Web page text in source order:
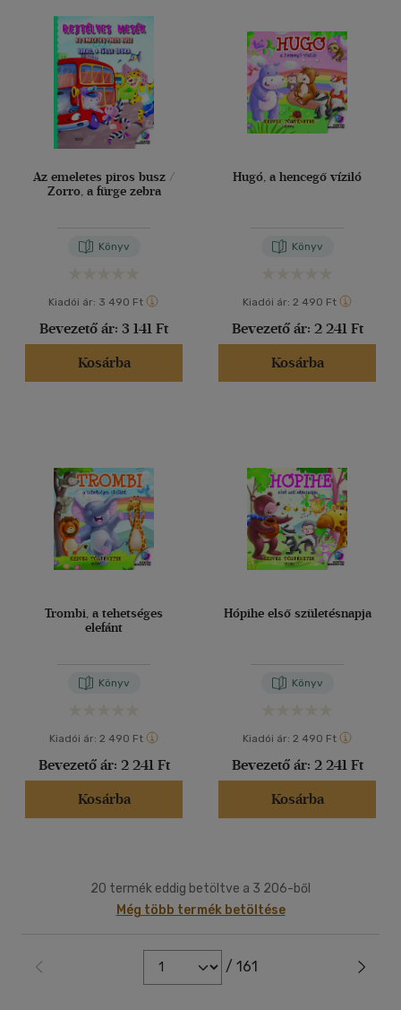
Az emeletes piros busz /
Zorro, a fürge zebra
Könyv
Kiadói ár: 3 490 Ft
Bevezető ár: 3 141 Ft
Kosárba
Hugó, a hencegő víziló
Könyv
Kiadói ár: 2 490 Ft
Bevezető ár: 2 241 Ft
Kosárba
Trombi, a tehetséges
elefánt
Könyv
Kiadói ár: 2 490 Ft
Bevezető ár: 2 241 Ft
Kosárba
Hópihe első születésnapja
Könyv
Kiadói ár: 2 490 Ft
Bevezető ár: 2 241 Ft
Kosárba
20 termék eddig betöltve a 3 206-ből
Még több termék betöltése
/ 161